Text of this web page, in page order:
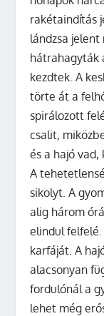
rakétaindítás
lándzsa
hátrahagyták
kezdtek. A
törte át a
spirálozott
csalit,
és a hajó
A
sikolyt. A
alig három
elindul
karfáját. A
alacsonyan
fordulónál a
lehet még